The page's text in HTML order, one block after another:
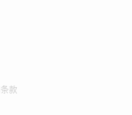
款